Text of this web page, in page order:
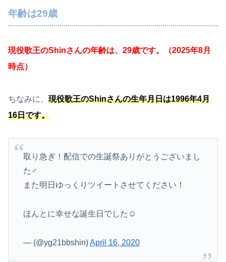
年齢は29歳
現役歌王のShinさんの年齢は、29歳です。（2025年8月
時点）
ちなみに、 現役歌王のShinさんの生年月日は1996年4月
16日です。
取り急ぎ！配信での生誕祭ありがとうございまし
た‍♂️
また明日ゆっくりツイートさせてください！
ほんとに幸せな誕生日でした☺️
— (@yg21bbshin)April 16, 2020